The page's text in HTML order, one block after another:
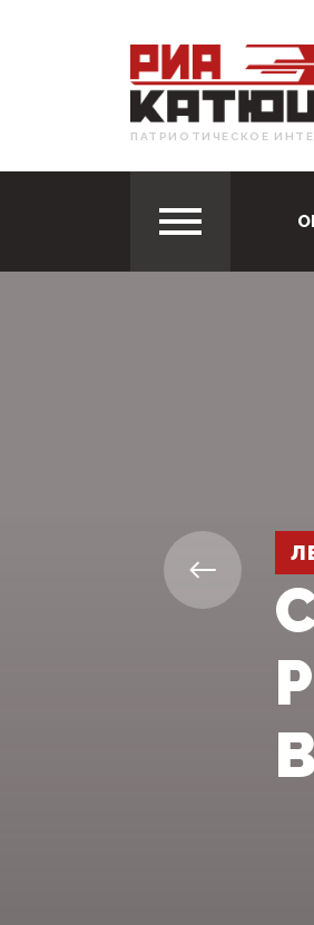
ПАТРИОТИЧЕСКОЕ